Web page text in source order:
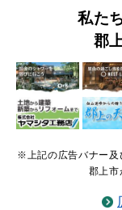
私た
郡
※上記の広告バナー及
郡上市